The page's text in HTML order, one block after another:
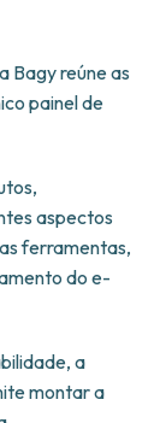
Bagy reúne as
painel de
aspectos
ferramentas,
do e-
a
montar a